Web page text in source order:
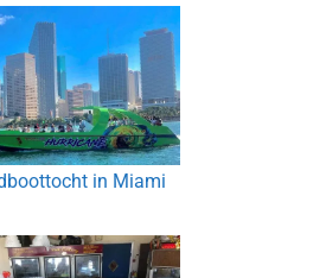
in Miami